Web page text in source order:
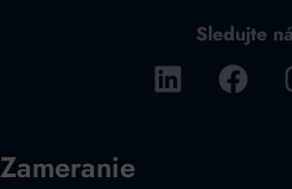
Sledujte
Zameranie